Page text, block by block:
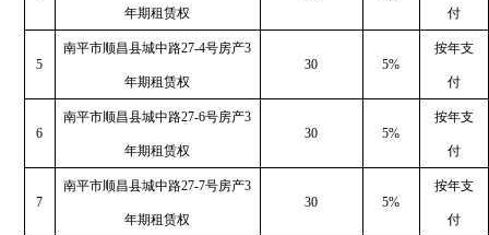
年期租赁权 付
5
南平市顺昌县城中路27-4号房产3
年期租赁权
30 5%
按年支
付
6
南平市顺昌县城中路27-6号房产3
年期租赁权
30 5%
按年支
付
7
南平市顺昌县城中路27-7号房产3
年期租赁权
30 5%
按年支
付